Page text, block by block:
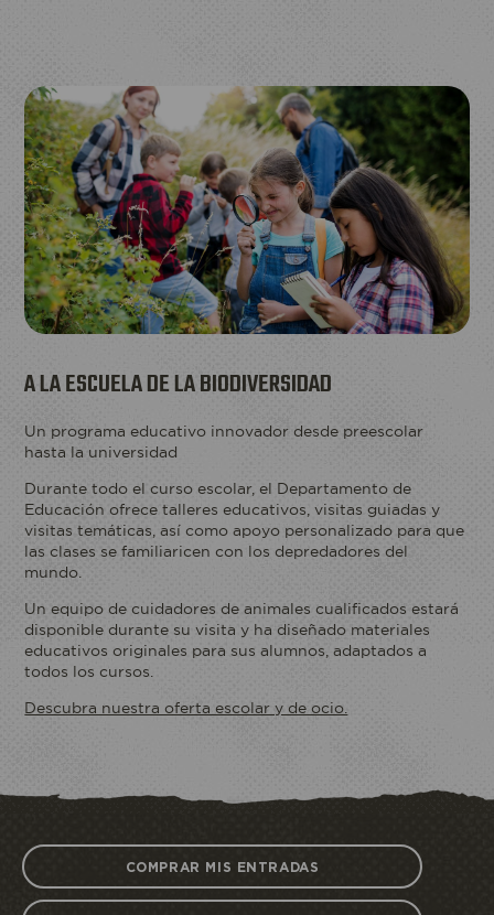
A LA ESCUELA DE LA BIODIVERSIDAD
Un programa educativo innovador desde preescolar
hasta la universidad
Durante todo el curso escolar, el Departamento de
Educación ofrece talleres educativos, visitas guiadas y
visitas temáticas, así como apoyo personalizado para que
las clases se familiaricen con los depredadores del
mundo.
Un equipo de cuidadores de animales cualificados estará
disponible durante su visita y ha diseñado materiales
educativos originales para sus alumnos, adaptados a
todos los cursos.
Descubra nuestra oferta escolar y de ocio.
COMPRAR MIS ENTRADAS